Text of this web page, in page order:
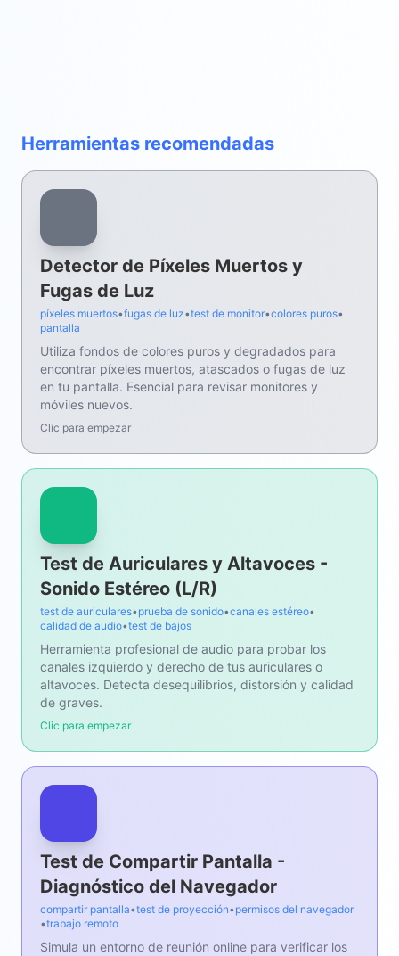
Herramientas recomendadas
Detector de Píxeles Muertos y
Fugas de Luz
píxeles muertos•fugas de luz•test de monitor•colores puros•
pantalla
Utiliza fondos de colores puros y degradados para
encontrar píxeles muertos, atascados o fugas de luz
en tu pantalla. Esencial para revisar monitores y
móviles nuevos.
Clic para empezar
Test de Auriculares y Altavoces -
Sonido Estéreo (L/R)
test de auriculares•prueba de sonido•canales estéreo•
calidad de audio•test de bajos
Herramienta profesional de audio para probar los
canales izquierdo y derecho de tus auriculares o
altavoces. Detecta desequilibrios, distorsión y calidad
de graves.
Clic para empezar
Test de Compartir Pantalla -
Diagnóstico del Navegador
compartir pantalla•test de proyección• permisos del navegador
•trabajo remoto
Simula un entorno de reunión online para verificar los